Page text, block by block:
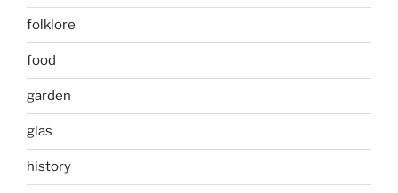
folklore
food
garden
glas
history